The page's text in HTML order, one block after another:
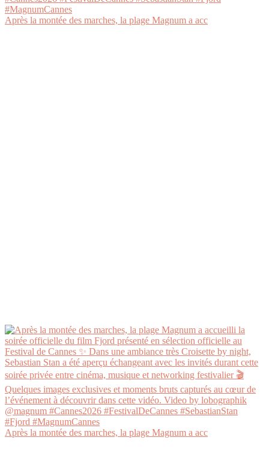
Après la montée des marches, la plage Magnum a acc
Après la montée des marches, la plage Magnum a acc